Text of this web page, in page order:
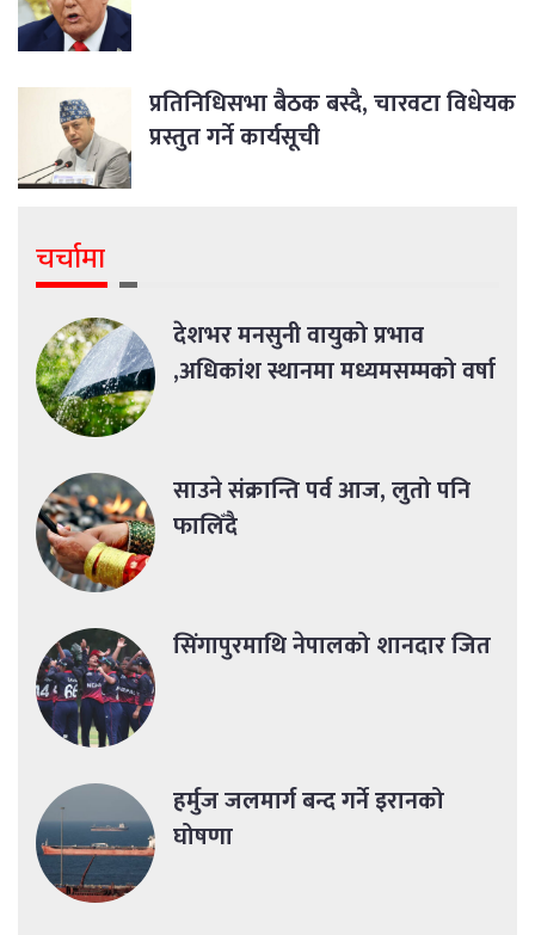
प्रतिनिधिसभा बैठक बस्दै, चारवटा विधेयक
प्रस्तुत गर्ने कार्यसूची
चर्चामा
देशभर मनसुनी वायुको प्रभाव
,अधिकांश स्थानमा मध्यमसम्मको वर्षा
साउने संक्रान्ति पर्व आज, लुतो पनि
फालिँदै
सिंगापुरमाथि नेपालको शानदार जित
हर्मुज जलमार्ग बन्द गर्ने इरानको
घोषणा